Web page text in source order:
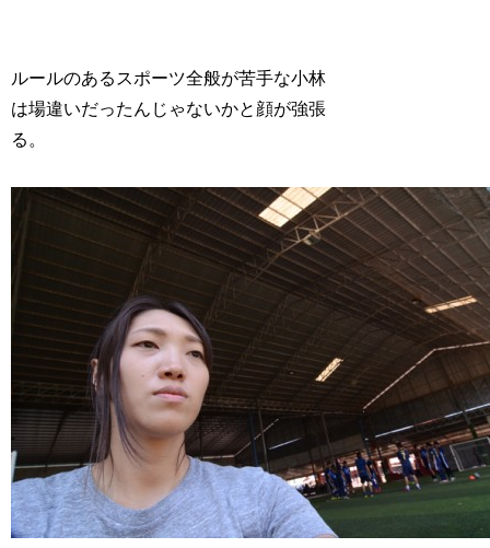
ルールのあるスポーツ全般が苦手な小林
は場違いだったんじゃないかと顔が強張
る。